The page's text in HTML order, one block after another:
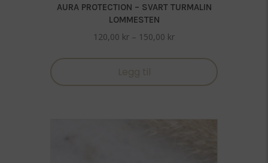
AURA PROTECTION – SVART TURMALIN
LOMMESTEN
120,00 kr – 150,00 krPrisområde:
til
Legg til